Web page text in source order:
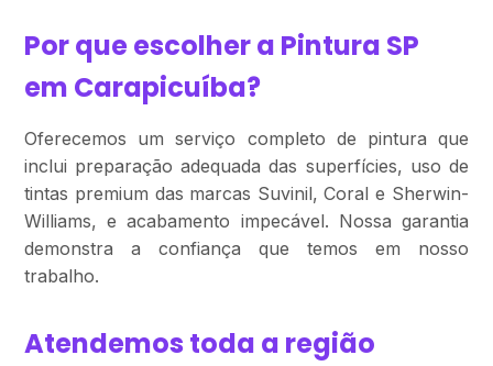
Por que escolher a Pintura SP
em Carapicuíba?
Oferecemos um serviço completo de pintura que
inclui preparação adequada das superfícies, uso de
tintas premium das marcas Suvinil, Coral e Sherwin-
Williams, e acabamento impecável. Nossa garantia
demonstra a confiança que temos em nosso
trabalho.
Atendemos toda a região